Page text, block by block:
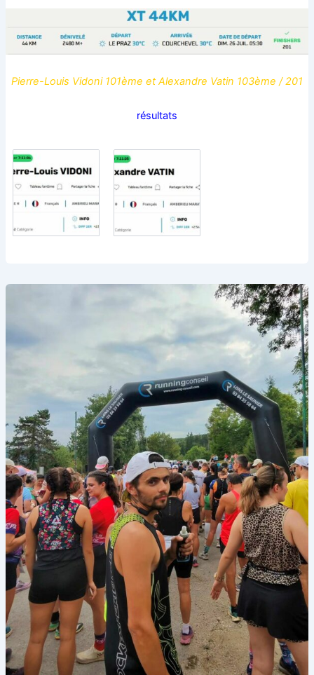
Pierre-Louis Vidoni 101ème et Alexandre Vatin 103ème / 201
résultats